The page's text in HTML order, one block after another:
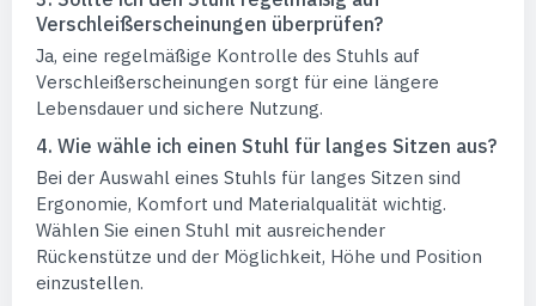
Verschleißerscheinungen überprüfen?
Ja, eine regelmäßige Kontrolle des Stuhls auf
Verschleißerscheinungen sorgt für eine längere
Lebensdauer und sichere Nutzung.
4. Wie wähle ich einen Stuhl für langes Sitzen aus?
Bei der Auswahl eines Stuhls für langes Sitzen sind
Ergonomie, Komfort und Materialqualität wichtig.
Wählen Sie einen Stuhl mit ausreichender
Rückenstütze und der Möglichkeit, Höhe und Position
einzustellen.